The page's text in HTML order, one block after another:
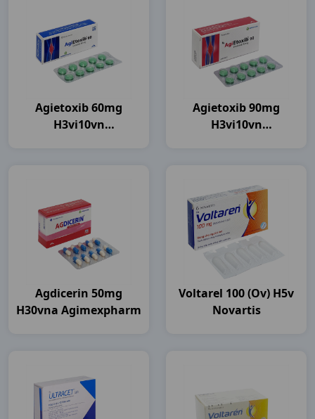
Agietoxib 60mg
H3vi10vn
Agietoxib 90mg
H3vi10vn
Agdicerin 50mg
H30vna Agimexpharm
Voltarel 100 (ov) H5v
Novartis